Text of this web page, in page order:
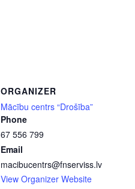
ORGANIZER
Mācību centrs “Drošība”
Phone
67 556 799
Email
macibucentrs@fnserviss.lv
View Organizer Website